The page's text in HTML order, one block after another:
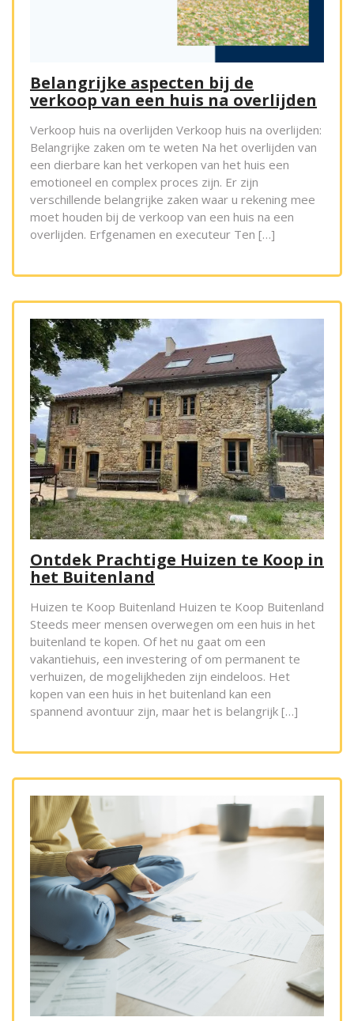
Belangrijke aspecten bij de
verkoop van een huis na overlijden
Verkoop huis na overlijden Verkoop huis na overlijden:
Belangrijke zaken om te weten Na het overlijden van
een dierbare kan het verkopen van het huis een
emotioneel en complex proces zijn. Er zijn
verschillende belangrijke zaken waar u rekening mee
moet houden bij de verkoop van een huis na een
overlijden. Erfgenamen en executeur Ten […]
Ontdek Prachtige Huizen te Koop in
het Buitenland
Huizen te Koop Buitenland Huizen te Koop Buitenland
Steeds meer mensen overwegen om een huis in het
buitenland te kopen. Of het nu gaat om een
vakantiehuis, een investering of om permanent te
verhuizen, de mogelijkheden zijn eindeloos. Het
kopen van een huis in het buitenland kan een
spannend avontuur zijn, maar het is belangrijk […]